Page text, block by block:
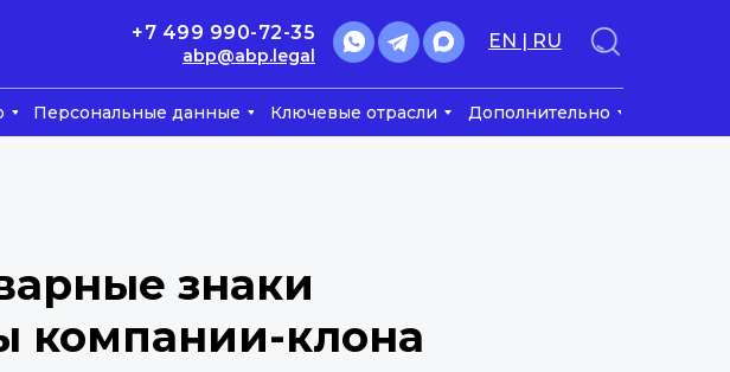
Персональные данные Ключевые отрасли Дополнительно
abp@abp.legal
+7 499 990-72-35 EN | RU
знаки
компании-клона